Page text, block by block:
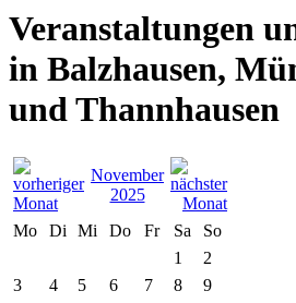
Veranstaltungen
in Balzhausen,
und Thannhausen
November
2025
Mo
Di Mi Do Fr Sa
So
1
2
3
4 5 6 7 8
9